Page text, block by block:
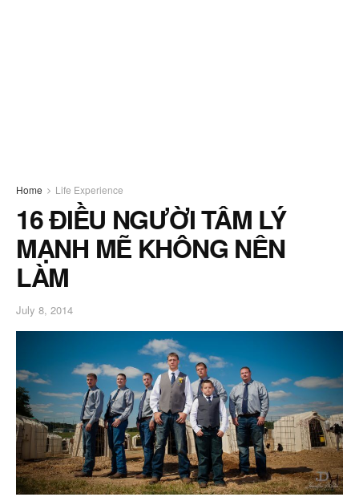
Home Life Experience
16 ĐIỀU NGƯỜI TÂM LÝ
MẠNH MẼ KHÔNG NÊN
LÀM
July 8, 2014